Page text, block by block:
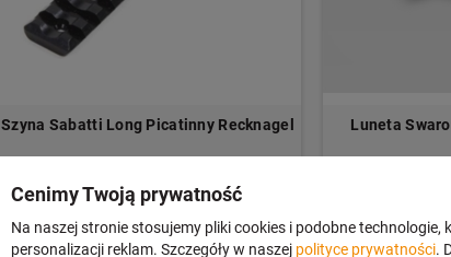
Szyna Sabatti Long Picatinny Recknagel Luneta
Cenimy Twoją prywatność
Na naszej stronie stosujemy pliki cookies i podobne technologie,
personalizacji reklam. Szczegóły w naszej polityce prywatności.